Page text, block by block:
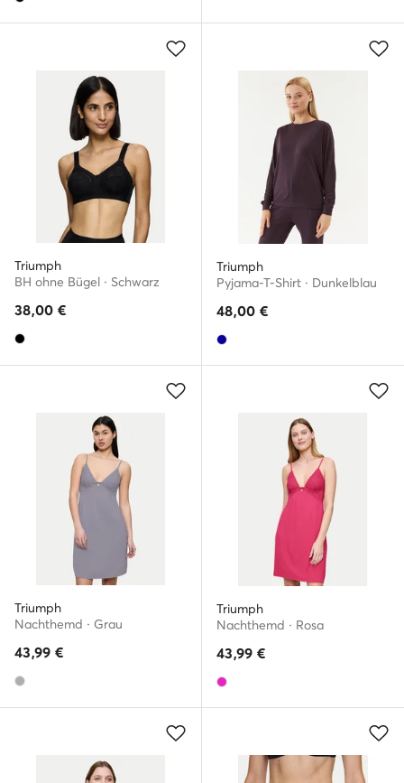
Triumph
BH ohne Bügel · Schwarz
38,00 €
Triumph
Pyjama-T-Shirt · Dunkelblau
48,00 €
Triumph
Nachthemd · Grau
43,99 €
Triumph
Nachthemd · Rosa
43,99 €